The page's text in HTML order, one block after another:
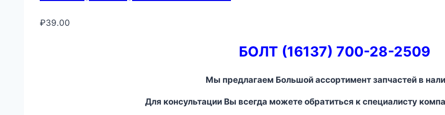
₽39.00
БОЛТ (16137) 700-28-2509
Мы предлагаем Большой ассортимент запчастей в
Для консультации Вы всегда можете обратиться к специалисту